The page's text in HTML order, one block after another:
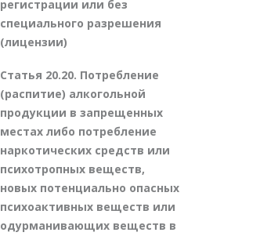
регистрации или без
специального разрешения
(лицензии)
Статья 20.20. Потребление
(распитие) алкогольной
продукции в запрещенных
местах либо потребление
наркотических средств или
психотропных веществ,
новых потенциально опасных
психоактивных веществ или
одурманивающих веществ в